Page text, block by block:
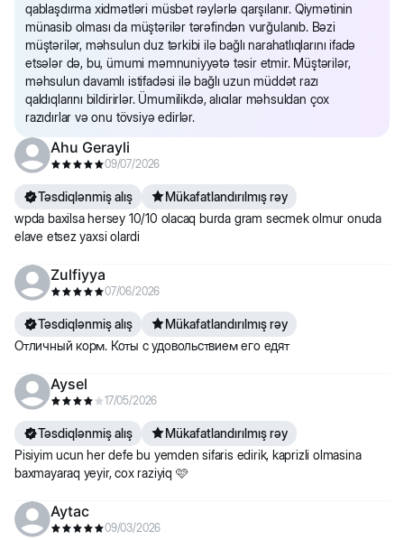
qablaşdırma xidmətləri müsbət rəylərlə qarşılanır. Qiymətinin
münasib olması da müştərilər tərəfindən vurğulanıb. Bəzi
müştərilər, məhsulun duz tərkibi ilə bağlı narahatlıqlarını ifadə
etsələr də, bu, ümumi məmnuniyyətə təsir etmir. Müştərilər,
məhsulun davamlı istifadəsi ilə bağlı uzun müddət razı
qaldıqlarını bildirirlər. Ümumilikdə, alıcılar məhsuldan çox
razıdırlar və onu tövsiyə edirlər.
Ahu Gerayli
09/07/2026
Təsdiqlənmiş alış
Mükafatlandırılmış rəy
wpda baxilsa hersey 10/10 olacaq burda gram secmek olmur onuda
elave etsez yaxsi olardi
Zulfiyya
07/06/2026
Təsdiqlənmiş alış
Mükafatlandırılmış rəy
Отличный корм. Коты с удовольствием его едят
Aysel
17/05/2026
Təsdiqlənmiş alış
Mükafatlandırılmış rəy
Pisiyim ucun her defe bu yemden sifaris edirik, kaprizli olmasina
baxmayaraq yeyir, cox raziyiq 🩷
Aytac
09/03/2026